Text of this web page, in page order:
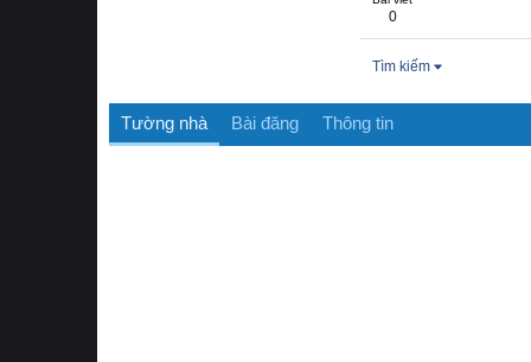
0
Tìm kiếm
Tường nhà Bài đăng Thông tin